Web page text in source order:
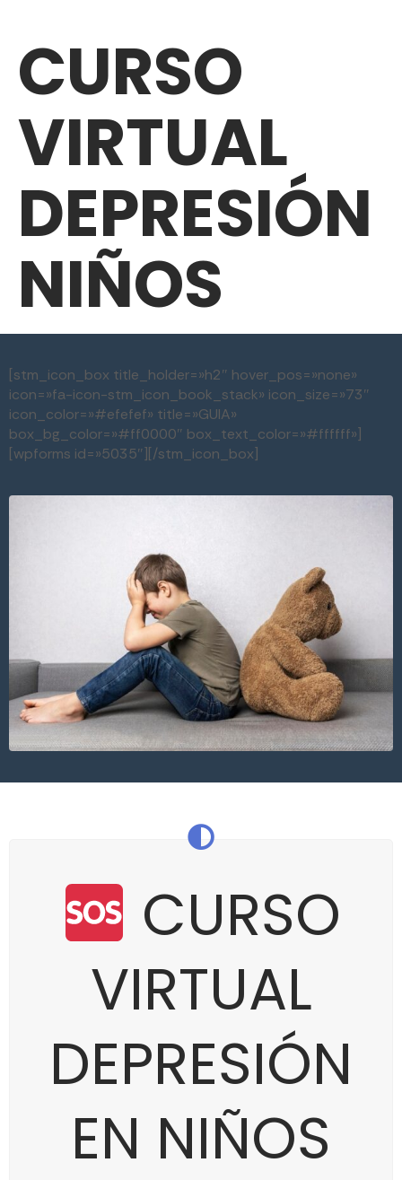
CURSO
VIRTUAL
DEPRESIÓN
NIÑOS
[stm_icon_box title_holder=»h2″ hover_pos=»none»
icon=»fa-icon-stm_icon_book_stack» icon_size=»73″
icon_color=»#efefef» title=»GUIA»
box_bg_color=»#ff0000″ box_text_color=»#ffffff»]
[wpforms id=»5035″][/stm_icon_box]
CURSO
VIRTUAL
DEPRESIÓN
EN NIÑOS